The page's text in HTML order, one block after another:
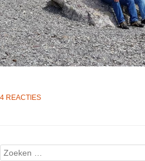
4 REACTIES
Post
Search